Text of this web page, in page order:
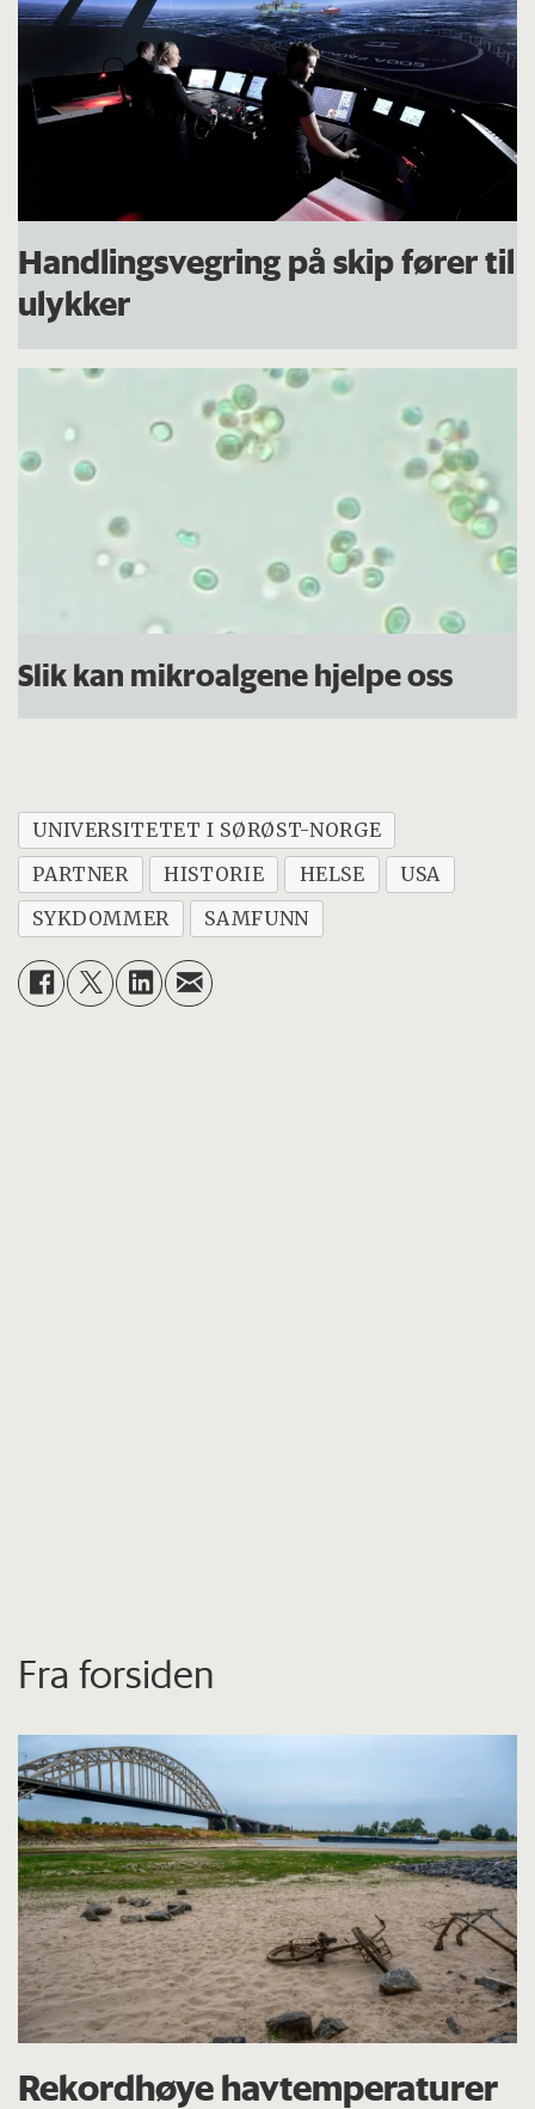
Handlingsvegring på skip fører til
ulykker
Slik kan mikroalgene hjelpe oss
UNIVERSITETET I SØRØST-NORGE
PARTNER
HISTORIE HELSE
USA
SYKDOMMER
SAMFUNN
Fra forsiden
Rekordhøye havtemperaturer